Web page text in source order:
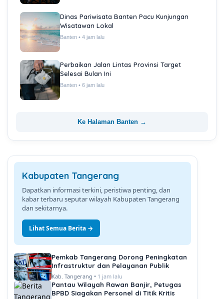
Dinas Pariwisata Banten Pacu Kunjungan
Wisatawan Lokal
Banten • 4 jam lalu
Perbaikan Jalan Lintas Provinsi Target
Selesai Bulan Ini
Banten • 6 jam lalu
Ke Halaman Banten →
Kabupaten Tangerang
Dapatkan informasi terkini, peristiwa penting, dan
kabar terbaru seputar wilayah Kabupaten Tangerang
dan sekitarnya.
Lihat Semua Berita →
Pemkab Tangerang Dorong Peningkatan
Infrastruktur dan Pelayanan Publik
Kab. Tangerang • 1 jam lalu
Pantau Wilayah Rawan Banjir, Petugas
BPBD Siagakan Personel di Titik Kritis